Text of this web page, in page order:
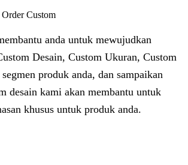
Custom
anda untuk mewujudkan
Desain, Custom Ukuran, Custom
produk anda, dan sampaikan
desain kami akan membantu untuk
khusus untuk produk anda.